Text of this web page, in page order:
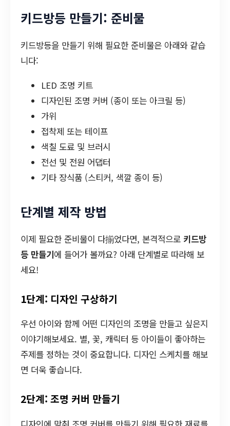
키드방등 만들기: 준비물
키드방등을 만들기 위해 필요한 준비물은 아래와 같습
니다:
LED 조명 키트
디자인된 조명 커버 (종이 또는 아크릴 등)
가위
접착제 또는 테이프
색칠 도료 및 브러시
전선 및 전원 어댑터
기타 장식품 (스티커, 색깔 종이 등)
단계별 제작 방법
이제 필요한 준비물이 다揃었다면, 본격적으로 키드방
등 만들기에 들어가 볼까요? 아래 단계별로 따라해 보
세요!
1단계: 디자인 구상하기
우선 아이와 함께 어떤 디자인의 조명을 만들고 싶은지
이야기해보세요. 별, 꽃, 캐릭터 등 아이들이 좋아하는
주제를 정하는 것이 중요합니다. 디자인 스케치를 해보
면 더욱 좋습니다.
2단계: 조명 커버 만들기